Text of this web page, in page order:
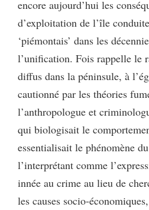
encore aujourd’hui les
d’exploitation de l’île
‘piémontais’ dans les
l’unification. Fois rappelle le
diffus dans la péninsule, à
cautionné par les théories
l’anthropologue et
qui biologisait le
essentialisait le phénomène
l’interprétant comme
innée au crime au lieu de
les causes socio-